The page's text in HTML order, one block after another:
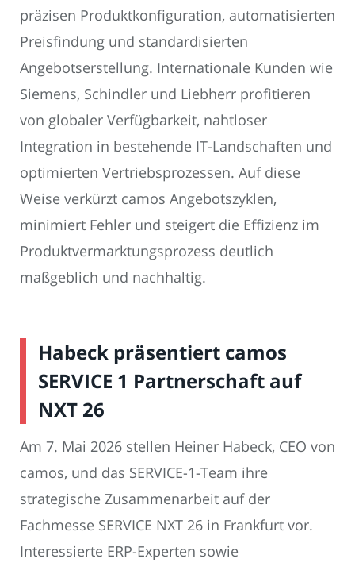
präzisen Produktkonfiguration, automatisierten
Preisfindung und standardisierten
Angebotserstellung. Internationale Kunden wie
Siemens, Schindler und Liebherr profitieren
von globaler Verfügbarkeit, nahtloser
Integration in bestehende IT-Landschaften und
optimierten Vertriebsprozessen. Auf diese
Weise verkürzt camos Angebotszyklen,
minimiert Fehler und steigert die Effizienz im
Produktvermarktungsprozess deutlich
maßgeblich und nachhaltig.
Habeck präsentiert camos
SERVICE 1 Partnerschaft auf
NXT 26
Am 7. Mai 2026 stellen Heiner Habeck, CEO von
camos, und das SERVICE-1-Team ihre
strategische Zusammenarbeit auf der
Fachmesse SERVICE NXT 26 in Frankfurt vor.
Interessierte ERP-Experten sowie